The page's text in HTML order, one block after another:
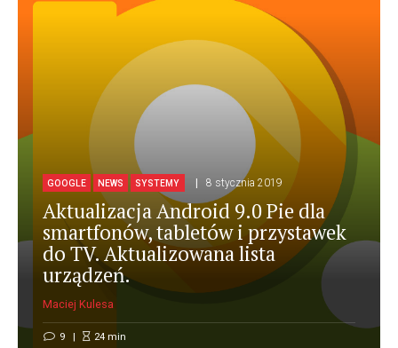
GOOGLE NEWS SYSTEMY 8 stycznia 2019
Aktualizacja Android 9.0 Pie dla
smartfonów, tabletów i przystawek
do TV. Aktualizowana lista
urządzeń.
Maciej Kulesa
9 24 min